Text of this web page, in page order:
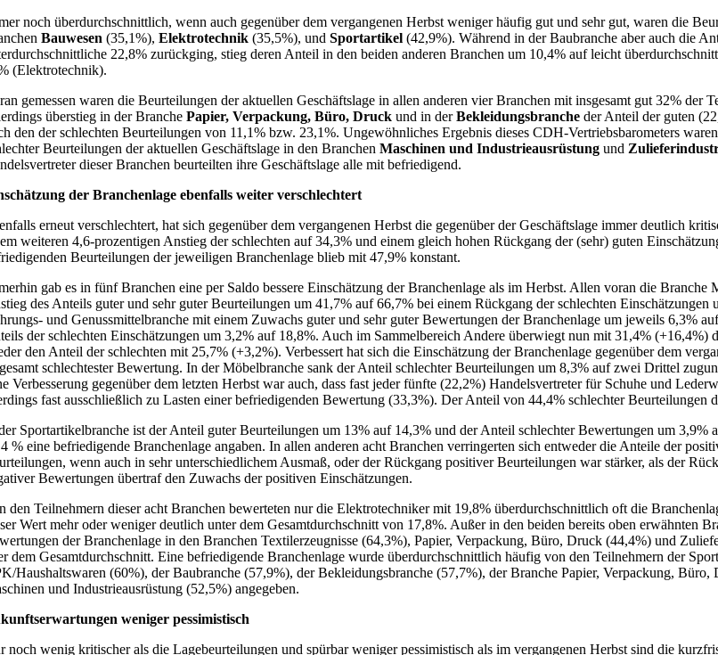
noch überdurchschnittlich, wenn auch gegenüber dem vergangenen Herbst weniger häufig gut und sehr gut, waren die
Bauwesen(35,1%),Elektrotechnik(35,5%), undSportartikel(42,9%). Während in der Baubranche aber auch die
22,8% zurückging, stieg deren Anteil in den beiden anderen Branchen um 10,4% auf leicht
(Elektrotechnik).
gemessen waren die Beurteilungen der aktuellen Geschäftslage in allen anderen vier Branchen mit insgesamt gut 32% der
überstieg in der BranchePapier, Verpackung, Büro, Druck und in derBekleidungsbrancheder Anteil der guten
den der schlechten Beurteilungen von 11,1% bzw. 23,1%. Ungewöhnliches Ergebnis dieses CDH-Vertriebsbarometers
Beurteilungen der aktuellen Geschäftslage in den BranchenMaschinen und Industrieausrüstung und
dieser Branchen beurteilten ihre Geschäftslage alle mit befriedigend.
der Branchenlage ebenfalls weiter verschlechtert
erneut verschlechtert, hat sich gegenüber dem vergangenen Herbst die gegenüber der Geschäftslage immer deutlich
weiteren 4,6-prozentigen Anstieg der schlechten auf 34,3% und einem gleich hohen Rückgang der (sehr) guten
Beurteilungen der jeweiligen Branchenlage blieb mit 47,9% konstant.
gab es in fünf Branchen eine per Saldo bessere Einschätzung der Branchenlage als im Herbst. Allen voran die Branche
des Anteils guter und sehr guter Beurteilungen um 41,7% auf 66,7% bei einem Rückgang der schlechten
und Genussmittelbranche mit einem Zuwachs guter und sehr guter Bewertungen der Branchenlage um jeweils 6,3%
der schlechten Einschätzungen um 3,2% auf 18,8%. Auch im Sammelbereich Andere überwiegt nun mit 31,4% (+16,4%)
den Anteil der schlechten mit 25,7% (+3,2%). Verbessert hat sich die Einschätzung der Branchenlage gegenüber dem
schlechtester Bewertung. In der Möbelbranche sank der Anteil schlechter Beurteilungen um 8,3% auf zwei Drittel
Verbesserung gegenüber dem letzten Herbst war auch, dass fast jeder fünfte (22,2%) Handelsvertreter für Schuhe und
fast ausschließlich zu Lasten einer befriedigenden Bewertung (33,3%). Der Anteil von 44,4% schlechter Beurteilungen
Sportartikelbranche ist der Anteil guter Beurteilungen um 13% auf 14,3% und der Anteil schlechter Bewertungen um 3,9%
% eine befriedigende Branchenlage angaben. In allen anderen acht Branchen verringerten sich entweder die Anteile der
wenn auch in sehr unterschiedlichem Ausmaß, oder der Rückgang positiver Beurteilungen war stärker, als der
Bewertungen übertraf den Zuwachs der positiven Einschätzungen.
den Teilnehmern dieser acht Branchen bewerteten nur die Elektrotechniker mit 19,8% überdurchschnittlich oft die
Wert mehr oder weniger deutlich unter dem Gesamtdurchschnitt von 17,8%. Außer in den beiden bereits oben erwähnten
der Branchenlage in den Branchen Textilerzeugnisse (64,3%), Papier, Verpackung, Büro, Druck (44,4%) und
dem Gesamtdurchschnitt. Eine befriedigende Branchenlage wurde überdurchschnittlich häufig von den Teilnehmern der
Haushaltswaren (60%), der Baubranche (57,9%), der Bekleidungsbranche (57,7%), der Branche Papier, Verpackung,
und Industrieausrüstung (52,5%) angegeben.
weniger pessimistisch
noch wenig kritischer als die Lagebeurteilungen und spürbar weniger pessimistisch als im vergangenen Herbst sind die